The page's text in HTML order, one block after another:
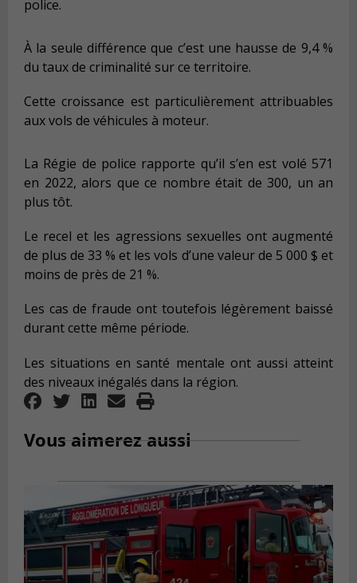
police.
À la seule différence que c’est une hausse de 9,4 %
du taux de criminalité sur ce territoire.
Cette croissance est particulièrement attribuables
aux vols de véhicules à moteur.
La Régie de police rapporte qu’il s’en est volé 571
en 2022, alors que ce nombre était de 300, un an
plus tôt.
Le recel et les agressions sexuelles ont augmenté
de plus de 33 % et les vols d’une valeur de 5 000 $ et
moins de près de 21 %.
Les cas de fraude ont toutefois légèrement baissé
durant cette même période.
Les situations en santé mentale ont aussi atteint
des niveaux inégalés dans la région.
Vous aimerez aussi